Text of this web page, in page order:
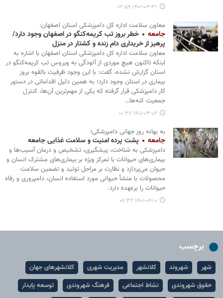
۱۴۰۱-۰۳-۳۱ ۱۳:۵۹
معاون سلامت اداره کل دامپزشکی استان اصفهان:
جامعه
خطر بروز تب کریمه‌کنگو در اصفهان وجود دارد/
پرهیز از خریداری دام زنده و کشتار در منزل
معاون سلامت اداره کل دامپزشکی استان اصفهان با اشاره به
اینکه تاکنون هیچ موردی از آلودگی به ویروس تب کریمه‌کنگو در
استان گزارش نشده، گفت: با این وجود ظرفیت بالقوه بروز
بیماری در استان وجود دارد؛ به همین دلیل اقداماتی در دستور
کار دامپزشکی قرار گرفته که یکی از مهم‌ترین آن‌ها، کنترل
جمعیت کنه‌ها…
۱۴۰۱-۰۳-۰۲ ۱۰:۳۶
به بهانه روز جهانی دامپزشکی؛
جامعه پشت پرده امنیت و سلامت غذایی جامعه
دامپزشکی به شناخت، پیشگیری، تشخیص و درمان آسیب‌ها و
بیماری‌های حیوانات با تمرکز ویژه بر بیماری‌های مشترک انسان و
حیوان می‌پردازد و نظارت بر مراحل تولید و تضمین سلامت
محصولات با منشأ حیوانی مورد استفاده انسان، دامپروری و رفاه
حیوانات را برعهده دارد.
۱۴۰۱-۰۲-۱۰ ۰۷:۳۲
برچسب
شهر شهروند کلانشهر مدیریت شهری
کلانشهرهای جهان
حقوق شهروندی
نشاط اجتماعی فرهنگ شهروندی
توسعه پایدار